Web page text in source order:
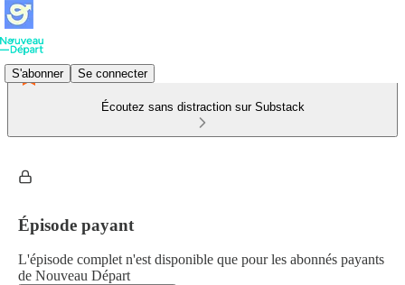
S'abonner Se connecter
Écoutez sans distraction sur Substack
Épisode payant
L'épisode complet n'est disponible que pour les abonnés payants
de Nouveau Départ